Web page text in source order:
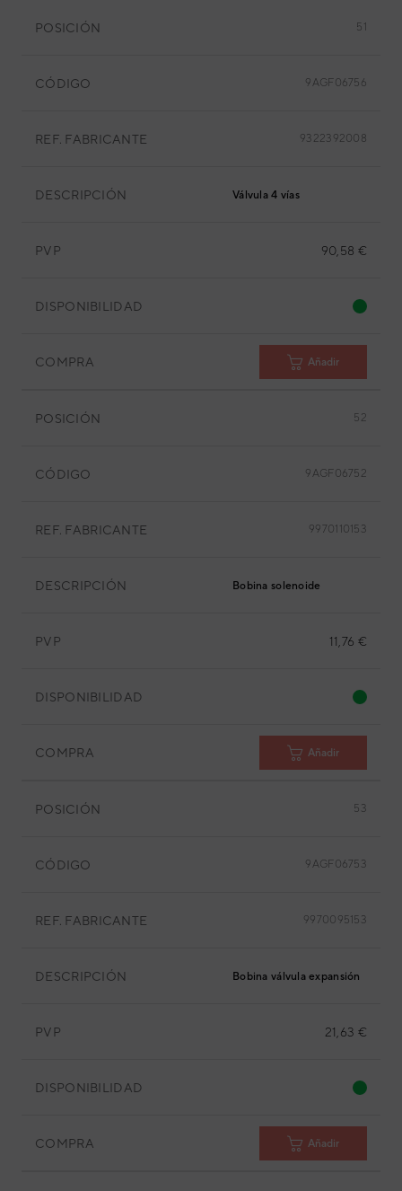
POSICIÓN 51
CÓDIGO 9AGF06756
REF. FABRICANTE 9322392008
DESCRIPCIÓN Válvula 4 vías
PVP 90,58 €
DISPONIBILIDAD
COMPRA Añadir
POSICIÓN 52
CÓDIGO 9AGF06752
REF. FABRICANTE 9970110153
DESCRIPCIÓN Bobina solenoide
PVP 11,76 €
DISPONIBILIDAD
COMPRA Añadir
POSICIÓN 53
CÓDIGO 9AGF06753
REF. FABRICANTE 9970095153
DESCRIPCIÓN Bobina válvula expansión
PVP 21,63 €
DISPONIBILIDAD
COMPRA Añadir